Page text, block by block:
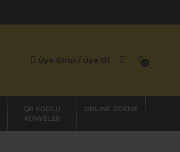
Üye Girişi / Üye Ol 0
QR KODLU
KÜNYELER